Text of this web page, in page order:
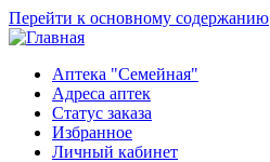
Перейти к основному содержанию
Аптека "Семейная"
Адреса аптек
Статус заказа
Избранное
Личный кабинет